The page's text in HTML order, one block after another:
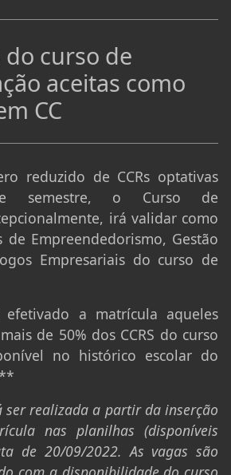
curso de
aceitas como
CC
reduzido de CCRs optativas
semestre, o Curso de
irá validar como
de Empreendedorismo, Gestão
Empresariais do curso de
a matrícula aqueles
de 50% dos CCRS do curso
no histórico escolar do
ser realizada a partir da inserção
nas planilhas (disponíveis
de 20/09/2022. As vagas são